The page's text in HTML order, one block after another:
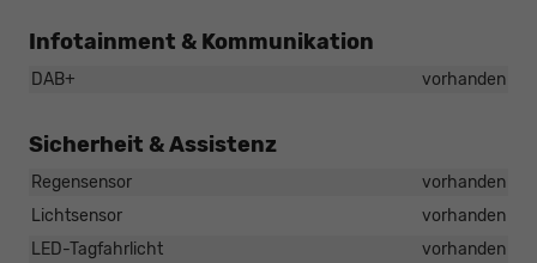
Infotainment & Kommunikation
DAB+ vorhanden
Sicherheit & Assistenz
Regensensor
vorhanden
Lichtsensor
vorhanden
LED-Tagfahrlicht
vorhanden